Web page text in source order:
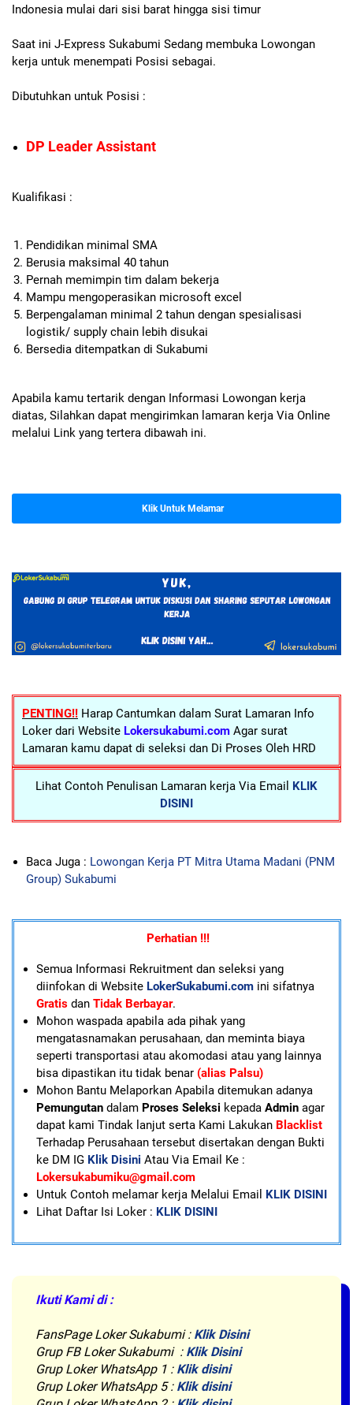
Indonesia mulai dari sisi barat hingga sisi timur
Saat ini J-Express Sukabumi Sedang membuka Lowongan
kerja untuk menempati Posisi sebagai.
Dibutuhkan untuk Posisi :
DP Leader Assistant
Kualifikasi :
Pendidikan minimal SMA
Berusia maksimal 40 tahun
Pernah memimpin tim dalam bekerja
Mampu mengoperasikan microsoft excel
Berpengalaman minimal 2 tahun dengan spesialisasi
logistik/ supply chain lebih disukai
Bersedia ditempatkan di Sukabumi
Apabila kamu tertarik dengan Informasi Lowongan kerja
diatas, Silahkan dapat mengirimkan lamaran kerja Via Online
melalui Link yang tertera dibawah ini.
Klik Untuk Melamar
PENTING!! Harap Cantumkan dalam Surat Lamaran Info
Loker dari Website Lokersukabumi.com Agar surat
Lamaran kamu dapat di seleksi dan Di Proses Oleh HRD
Lihat Contoh Penulisan Lamaran kerja Via Email KLIK
DISINI
Baca Juga : Lowongan Kerja PT Mitra Utama Madani (PNM
Group) Sukabumi
Perhatian !!!
Semua Informasi Rekruitment dan seleksi yang
diinfokan di Website LokerSukabumi.comini sifatnya
Gratisdan Tidak Berbayar.
Mohon waspada apabila ada pihak yang
mengatasnamakan perusahaan, dan meminta biaya
seperti transportasi atau akomodasi atau yang lainnya
bisa dipastikan itu tidak benar (alias Palsu)
Mohon Bantu Melaporkan Apabila ditemukan adanya
Pemungutandalam Proses Seleksi kepada Adminagar
dapat kami Tindak lanjut serta Kami LakukanBlacklist
Terhadap Perusahaan tersebut disertakan dengan Bukti
ke DM IG Klik Disini Atau Via Email Ke :
Lokersukabumiku@gmail.com
Untuk Contoh melamar kerja Melalui Email KLIK DISINI
Lihat Daftar Isi Loker : KLIK DISINI
Ikuti Kami di :
FansPage Loker Sukabumi : Klik Disini
Grup FB Loker Sukabumi : Klik Disini
Grup Loker WhatsApp 1 : Klik disini
Grup Loker WhatsApp 5 : Klik disini